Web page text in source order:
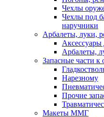
Чехлы
Чехлы под
наручники
Арбалеты, луки,
Аксессуары
Арбалеты,
Запасные части
Нарезному
Прочие
Макеты ММГ